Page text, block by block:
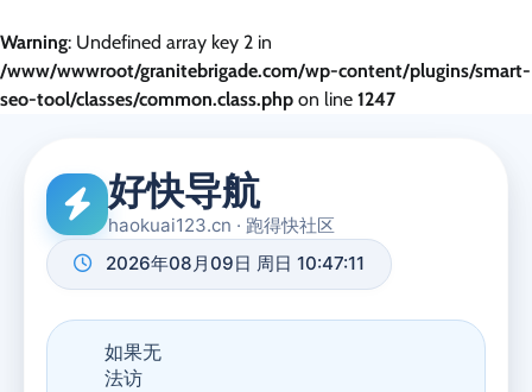
Warning: Undefined array key 2 in
/www/wwwroot/granitebrigade.com/wp-content/plugins/smart-
seo-tool/classes/common.class.php on line 1247